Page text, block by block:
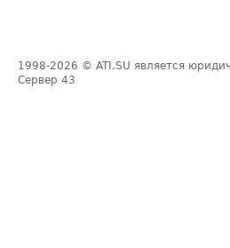
1998-2026 © ATI.SU является
Сервер 43